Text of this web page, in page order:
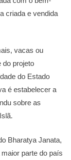
criada e vendida
vacas ou
do projeto
do Estado
é estabelecer a
sobre as
Bharatya Janata,
parte do país